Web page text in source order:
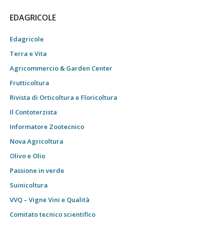
EDAGRICOLE
Edagricole
Terra e Vita
Agricommercio & Garden Center
Frutticoltura
Rivista di Orticoltura e Floricoltura
Il Contoterzista
Informatore Zootecnico
Nova Agricoltura
Olivo e Olio
Passione in verde
Suinicoltura
VVQ – Vigne Vini e Qualità
Comitato tecnico scientifico